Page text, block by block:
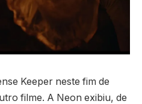
Keeper neste fim de
filme. A Neon exibiu, de